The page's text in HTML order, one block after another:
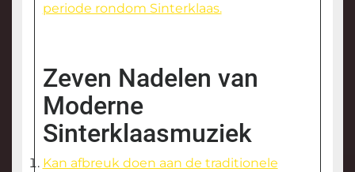
periode rondom Sinterklaas.
Zeven Nadelen van
Moderne
Sinterklaasmuziek
Kan afbreuk doen aan de traditionele